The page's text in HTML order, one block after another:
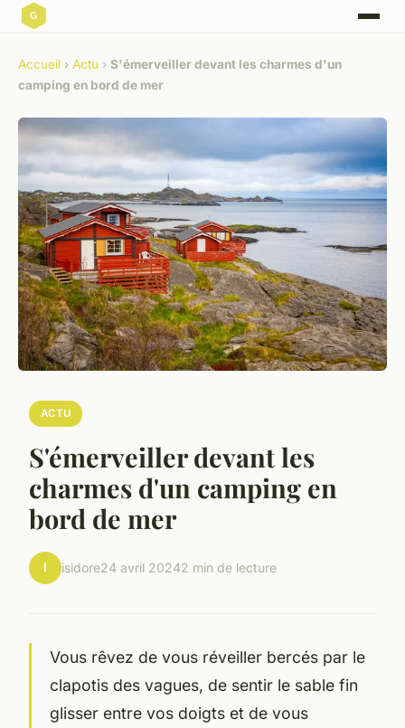
Accueil › Actu › S'émerveiller devant les charmes d'un
camping en bord de mer
ACTU
S'émerveiller devant les
charmes d'un camping en
bord de mer
I isidore24 avril 20242 min de lecture
Vous rêvez de vous réveiller bercés par le
clapotis des vagues, de sentir le sable fin
glisser entre vos doigts et de vous